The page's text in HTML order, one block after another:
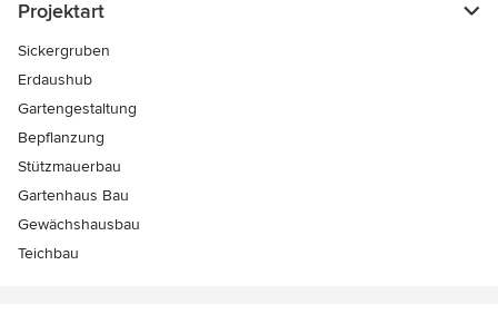
Projektart
Sickergruben
Erdaushub
Gartengestaltung
Bepflanzung
Stützmauerbau
Gartenhaus Bau
Gewächshausbau
Teichbau